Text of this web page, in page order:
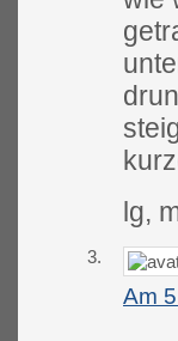
lg,
3.
Am